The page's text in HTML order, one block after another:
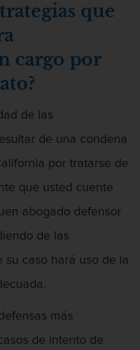
que
cargo por
de las
de una condena
por tratarse de
que usted cuente
abogado defensor
de las
su caso hará uso de la
más
de intento de